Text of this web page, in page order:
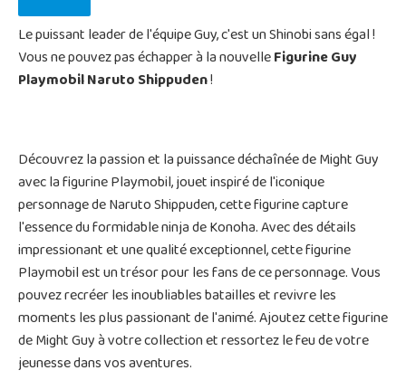
Le puissant leader de l'équipe Guy, c'est un Shinobi sans égal !
Vous ne pouvez pas échapper à la nouvelleFigurine Guy
Playmobil Naruto Shippuden!
Découvrez la passion et la puissance déchaînée de Might Guy
avec la figurine Playmobil, jouet inspiré de l'iconique
personnage de Naruto Shippuden, cette figurine capture
l'essence du formidable ninja de Konoha. Avec des détails
impressionant et une qualité exceptionnel, cette figurine
Playmobil est un trésor pour les fans de ce personnage. Vous
pouvez recréer les inoubliables batailles et revivre les
moments les plus passionant de l'animé. Ajoutez cette figurine
de Might Guy à votre collection et ressortez le feu de votre
jeunesse dans vos aventures.